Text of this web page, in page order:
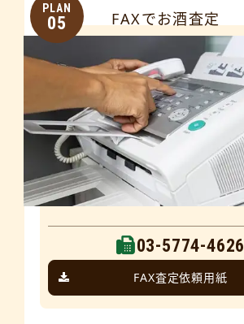
PLAN
05 FAXでお酒査定
03-5774-4626
FAX査定依頼用紙